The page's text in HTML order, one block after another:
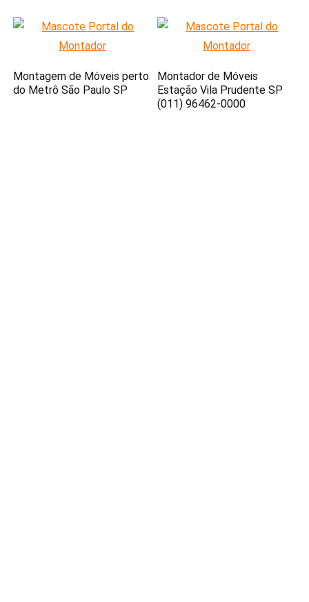
Montagem de Móveis perto
do Metrô São Paulo SP
Montador de Móveis
Estação Vila Prudente SP
(011) 96462-0000